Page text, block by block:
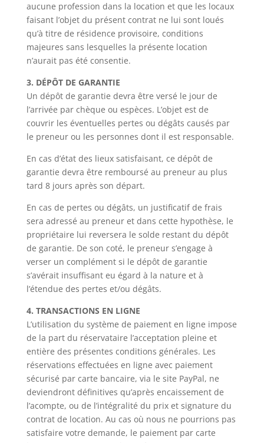
aucune profession dans la location et que les locaux
faisant l’objet du présent contrat ne lui sont loués
qu’à titre de résidence provisoire, conditions
majeures sans lesquelles la présente location
n’aurait pas été consentie.
3. DÉPÔT DE GARANTIE
Un dépôt de garantie devra être versé le jour de
l’arrivée par chèque ou espèces. L’objet est de
couvrir les éventuelles pertes ou dégâts causés par
le preneur ou les personnes dont il est responsable.
En cas d’état des lieux satisfaisant, ce dépôt de
garantie devra être remboursé au preneur au plus
tard 8 jours après son départ.
En cas de pertes ou dégâts, un justificatif de frais
sera adressé au preneur et dans cette hypothèse, le
propriétaire lui reversera le solde restant du dépôt
de garantie. De son coté, le preneur s’engage à
verser un complément si le dépôt de garantie
s’avérait insuffisant eu égard à la nature et à
l’étendue des pertes et/ou dégâts.
4. TRANSACTIONS EN LIGNE
L’utilisation du système de paiement en ligne impose
de la part du réservataire l’acceptation pleine et
entière des présentes conditions générales. Les
réservations effectuées en ligne avec paiement
sécurisé par carte bancaire, via le site PayPal, ne
deviendront définitives qu’après encaissement de
l’acompte, ou de l’intégralité du prix et signature du
contrat de location. Au cas où nous ne pourrions pas
satisfaire votre demande, le paiement par carte